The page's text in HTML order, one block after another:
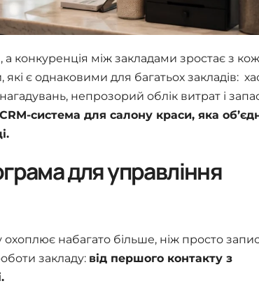
а конкуренція між закладами зростає з
є однаковими для багатьох закладів:
непрозорий облік витрат і
CRM-система для салону краси, яка
для управління
набагато більше, ніж просто
закладу: від першого контакту з